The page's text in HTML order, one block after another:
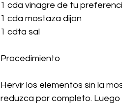
1 cda vinagre de tu
1 cda mostaza dijon
1 cdta sal
Procedimiento
Hervir los elementos sin la
reduzca por completo.